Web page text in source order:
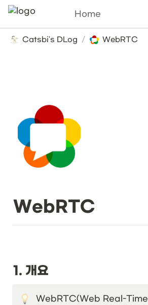
Home
Catsbi's DLog / WebRTC
WebRTC
1. 개요
WebRTC(Web Real-Time